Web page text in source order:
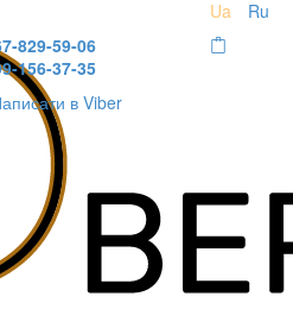
Ua
Ru
829-59-06
156-37-35
в Viber